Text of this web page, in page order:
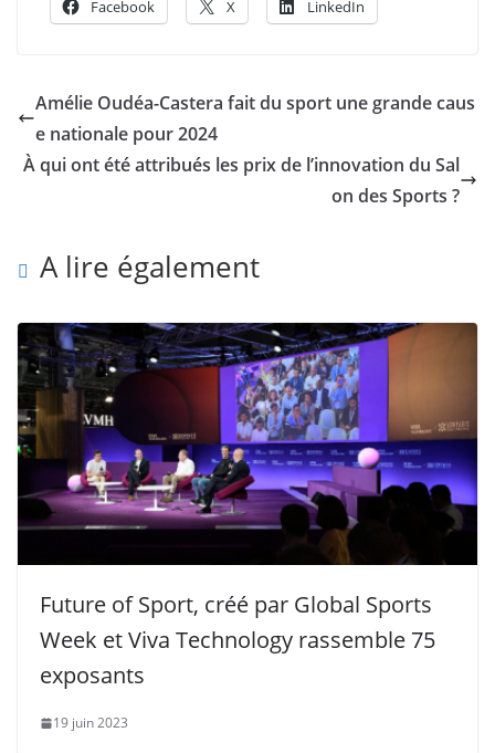
Facebook X LinkedIn
Amélie Oudéa-Castera fait du sport une grande caus
e nationale pour 2024
À qui ont été attribués les prix de l’innovation du Sal
on des Sports ?
A lire également
Future of Sport, créé par Global Sports
Week et Viva Technology rassemble 75
exposants
19 juin 2023